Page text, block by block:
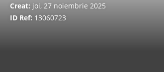
Creat: joi, 27 noiembrie 2025
ID Ref: 13060723